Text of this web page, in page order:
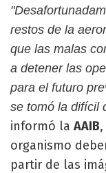
restos de la
que las malas
a detener las
para el futuro
se tomó la difícil
informó la AAIB
organismo
partir de las